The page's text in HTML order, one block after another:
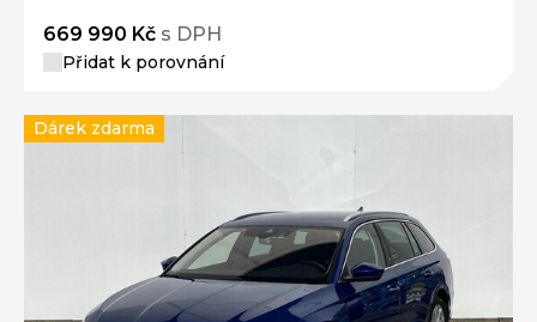
669 990 Kč s DPH
Přidat k porovnání
Dárek zdarma